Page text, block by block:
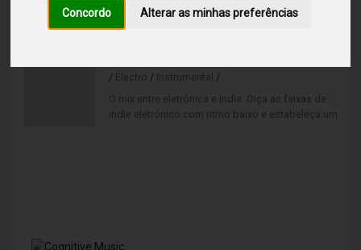
Concordo Alterar as minhas preferências
O mix entre eletrónica e indie. Oiça as faixas de
indie eletrónico com ritmo alto e estabeleça um
/ Electro / Instrumental /
O mix entre eletrónica e indie. Oiça as faixas de
indie eletrónico com ritmo baixo e estabeleça um